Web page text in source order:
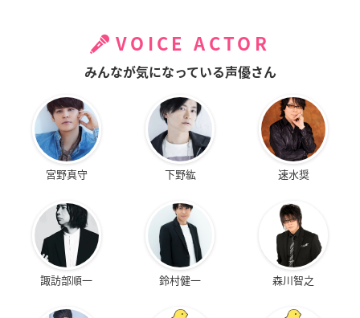
VOICE ACTOR
みんなが気になっている声優さん
宮野真守 下野紘 速水奨
諏訪部順一 鈴村健一 森川智之